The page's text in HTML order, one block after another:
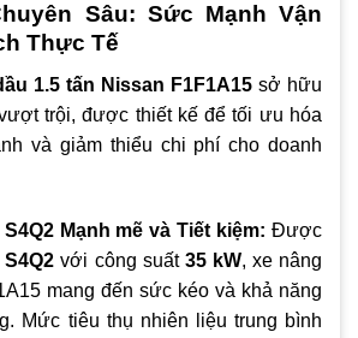
Sâu: Sức Mạnh Vận
Thực Tế
1.5 tấn Nissan F1F1A15 sở hữu
trội, được thiết kế để tối ưu hóa
và giảm thiểu chi phí cho doanh
Mạnh mẽ và Tiết kiệm: Được
S4Q2 với công suất 35 kW, xe nâng
mang đến sức kéo và khả năng
Mức tiêu thụ nhiên liệu trung bình